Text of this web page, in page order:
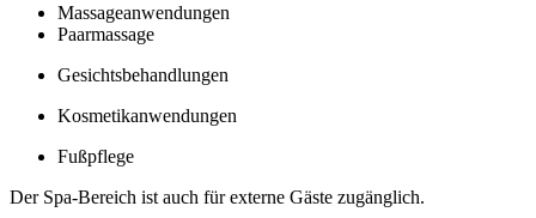
Massageanwendungen
Paarmassage
Gesichtsbehandlungen
Kosmetikanwendungen
Fußpflege
Der Spa-Bereich ist auch für externe Gäste zugänglich.